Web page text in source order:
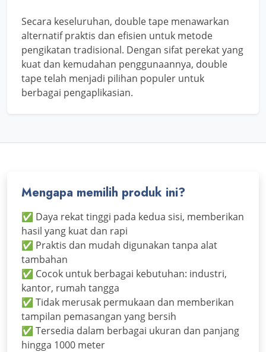
Secara keseluruhan, double tape menawarkan
alternatif praktis dan efisien untuk metode
pengikatan tradisional. Dengan sifat perekat yang
kuat dan kemudahan penggunaannya, double
tape telah menjadi pilihan populer untuk
berbagai pengaplikasian.
Mengapa memilih produk ini?
✅ Daya rekat tinggi pada kedua sisi, memberikan
hasil yang kuat dan rapi
✅ Praktis dan mudah digunakan tanpa alat
tambahan
✅ Cocok untuk berbagai kebutuhan: industri,
kantor, rumah tangga
✅ Tidak merusak permukaan dan memberikan
tampilan pemasangan yang bersih
✅ Tersedia dalam berbagai ukuran dan panjang
hingga 1000 meter